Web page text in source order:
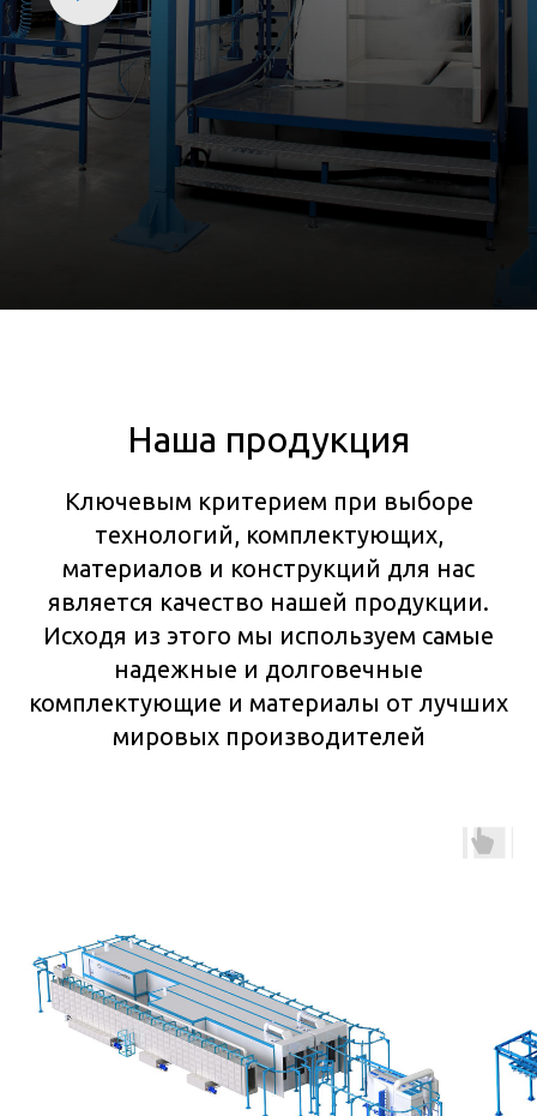
Наша продукция
Ключевым критерием при выборе
технологий, комплектующих,
материалов и конструкций для нас
является качество нашей продукции.
Исходя из этого мы используем самые
надежные и долговечные
комплектующие и материалы от лучших
мировых производителей